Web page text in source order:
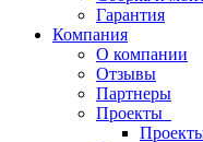
Гарантия
Компания
О компании
Отзывы
Партнеры
Проекты